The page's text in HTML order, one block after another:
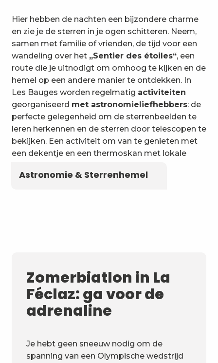
4 Bergsporten en natuur
5
Ongewone activiteiten en
voertuigen
6 Wateractiviteiten
Hier hebben de nachten een bijzondere charme
en zie je de sterren in je ogen schitteren. Neem,
samen met familie of vrienden, de tijd voor een
wandeling over het „Sentier des étoiles“, een
route die je uitnodigt om omhoog te kijken en de
hemel op een andere manier te ontdekken. In
Les Bauges worden regelmatig activiteiten
georganiseerd met astronomieliefhebbers: de
perfecte gelegenheid om de sterrenbeelden te
leren herkennen en de sterren door telescopen te
bekijken. Een activiteit om van te genieten met
een dekentje en een thermoskan met lokale
Astronomie & Sterrenhemel
Zomerbiatlon in La
Féclaz: ga voor de
adrenaline
Je hebt geen sneeuw nodig om de
spanning van een Olympische wedstrijd